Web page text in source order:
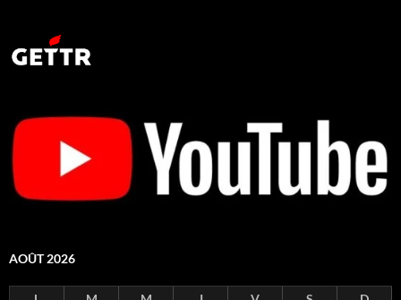
AOÛT 2026